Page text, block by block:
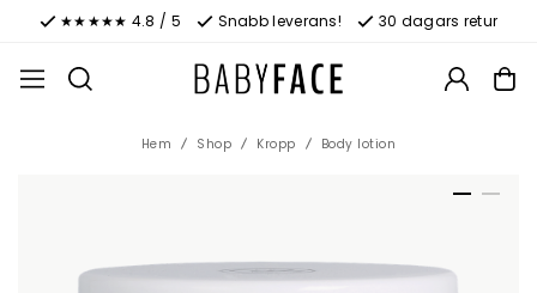
★★★★★ 4.8 / 5 Snabb leverans! 30 dagars retur
Hem Shop Kropp Body lotion